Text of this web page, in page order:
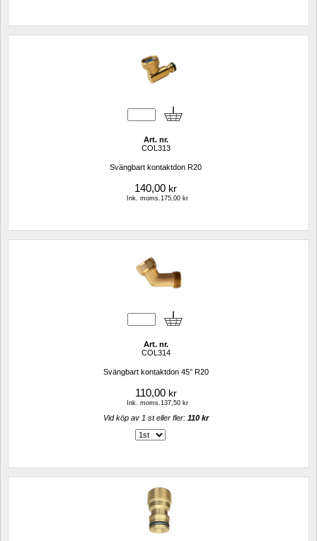
Art. nr.
COL313
Svängbart kontaktdon R20
140,00 kr
Ink. moms.175,00 kr
Art. nr.
COL314
Svängbart kontaktdon 45° R20
110,00kr
Ink. moms.137,50 kr
Vid köp av 1 st eller fler: 110 kr